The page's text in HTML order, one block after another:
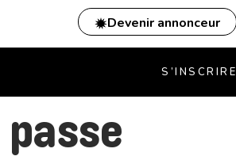
Devenir annonceur
S’INSCRIRE